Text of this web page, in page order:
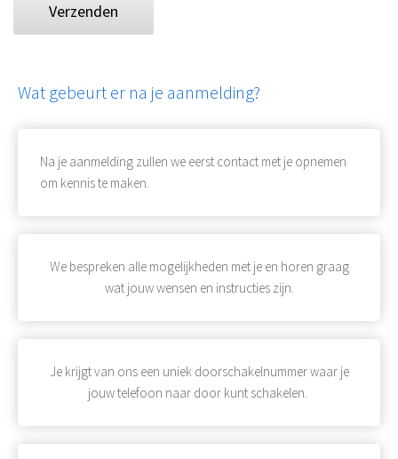
Verzenden
Wat gebeurt er na je aanmelding?
Na je aanmelding zullen we eerst contact met je opnemen
om kennis te maken.
We bespreken alle mogelijkheden met je en horen graag
wat jouw wensen en instructies zijn.
Je krijgt van ons een uniek doorschakelnummer waar je
jouw telefoon naar door kunt schakelen.